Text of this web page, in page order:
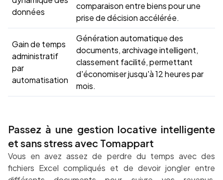
données
comparaison entre biens pour une
prise de décision accélérée.
Gain de temps
administratif
par
automatisation
Génération automatique des
documents, archivage intelligent,
classement facilité, permettant
d'économiser jusqu'à 12 heures par
mois.
Passez à une gestion locative intelligente
et sans stress avec Tomappart
Vous en avez assez de perdre du temps avec des
fichiers Excel compliqués et de devoir jongler entre